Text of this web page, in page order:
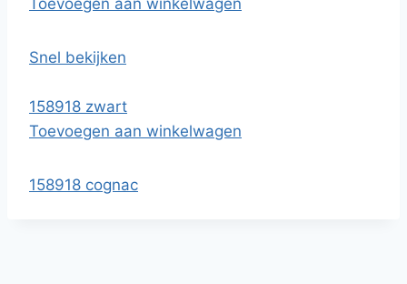
Toevoegen aan winkelwagen
Snel bekijken
158918 zwart
Toevoegen aan winkelwagen
158918 cognac